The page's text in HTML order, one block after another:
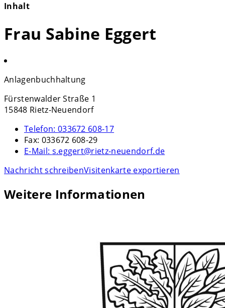
Inhalt
Frau Sabine Eggert
Anlagenbuchhaltung
Fürstenwalder Straße 1
15848 Rietz-Neuendorf
Telefon: 033672 608-17
Fax: 033672 608-29
E-Mail: s.eggert@rietz-neuendorf.de
Nachricht schreibenVisitenkarte exportieren
Weitere Informationen